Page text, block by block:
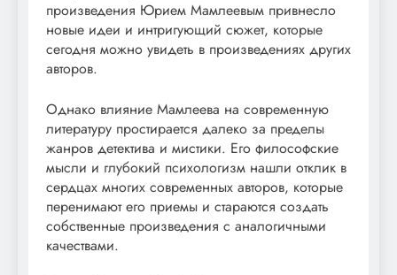
произведения Юрием Мамлеевым привнесло
новые идеи и интригующий сюжет, которые
сегодня можно увидеть в произведениях других
авторов.
Однако влияние Мамлеева на современную
литературу простирается далеко за пределы
жанров детектива и мистики. Его философские
мысли и глубокий психологизм нашли отклик в
сердцах многих современных авторов, которые
перенимают его приемы и стараются создать
собственные произведения с аналогичными
качествами.